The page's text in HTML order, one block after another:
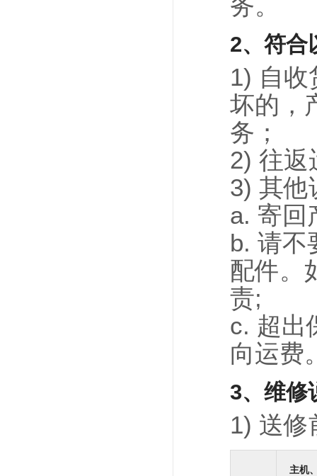
2、符合
1) 自收
坏的，
务；
2) 往返
3) 其他
a. 寄回
b. 请不
配件。
责;
c. 超出
向运费
3、维修
1) 送修
主机